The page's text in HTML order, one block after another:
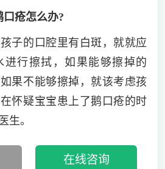
疮怎么办?
的口腔里有白斑，就就应
进行擦拭，如果能够擦掉的
果不能够擦掉，就该考虑孩
怀疑宝宝患上了鹅口疮的时
生。
在线咨询